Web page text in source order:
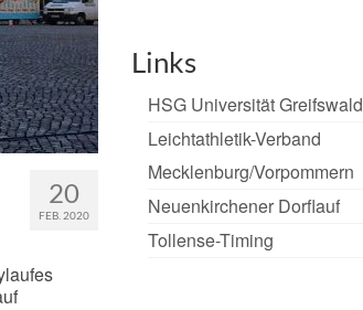
20
FEB. 2020
Links
HSG Universität Greifswald
Leichtathletik-Verband
Mecklenburg/Vorpommern
Neuenkirchener Dorflauf
Tollense-Timing